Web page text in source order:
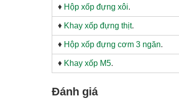
♦ Hộp xốp đựng xôi.
♦ Khay xốp đựng thịt.
♦ Hộp xốp đựng cơm 3 ngăn.
♦ Khay xốp M5.
Đánh giá